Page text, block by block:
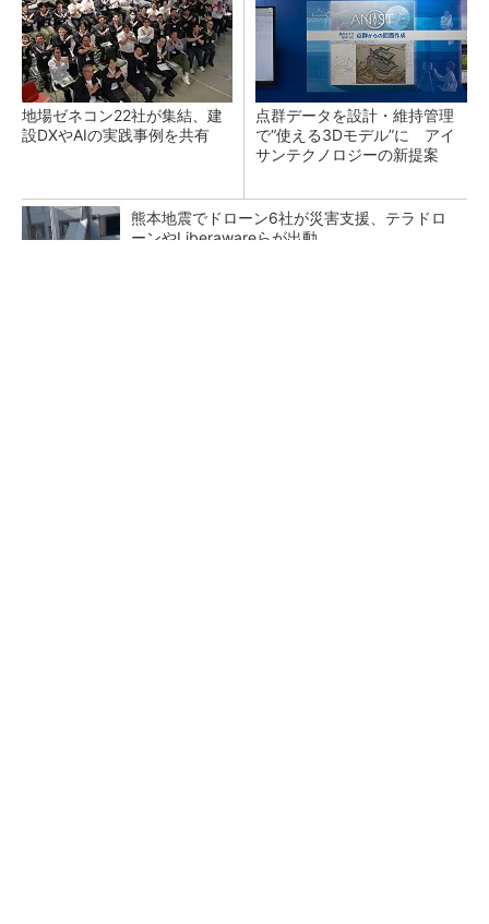
地場ゼネコン22社が集結、建
設DXやAIの実践事例を共有
点群データを設計・維持管理
で“使える3Dモデル”に アイ
サンテクノロジーの新提案
熊本地震でドローン6社が災害支援、テラドロ
ーンやLiberawareらが出動